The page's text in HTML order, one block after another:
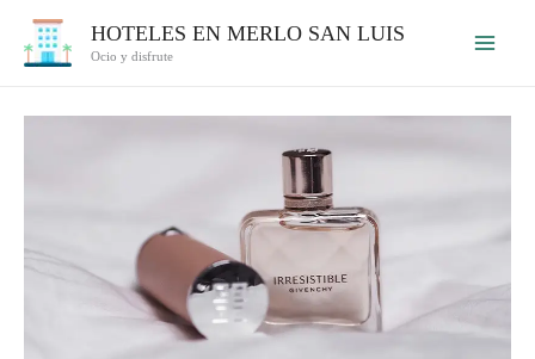
HOTELES EN MERLO SAN LUIS
Ocio y disfrute